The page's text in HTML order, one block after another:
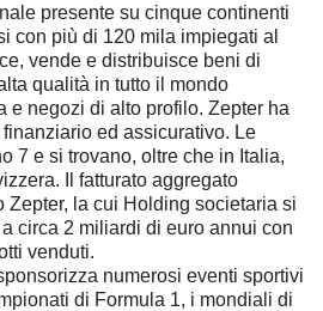
presente su cinque continenti
con più di 120 mila impiegati al
vende e distribuisce beni di
qualità in tutto il mondo
e negozi di alto profilo. Zepter ha
ed assicurativo. Le
7 e si trovano, oltre che in Italia,
Il fatturato aggregato
Zepter, la cui Holding societaria si
circa 2 miliardi di euro annui con
venduti.
numerosi eventi sportivi
di Formula 1, i mondiali di